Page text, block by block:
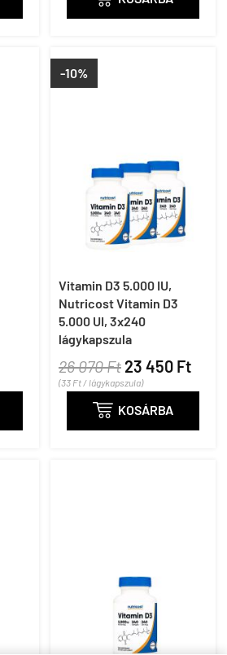
-10%
Vitamin D3 5.000 IU,
Nutricost Vitamin D3
5.000 UI, 3x240
lágykapszula
26 070 Ft 23 450 Ft
(33 Ft / lágykapszula)
 KOSÁRBA